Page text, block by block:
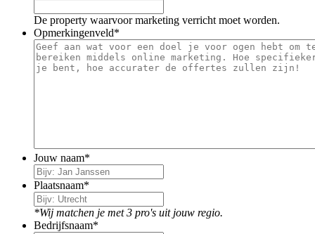
De property waarvoor marketing verricht moet worden.
Opmerkingenveld*
Jouw naam*
Plaatsnaam*
*Wij matchen je met 3 pro's uit jouw regio.
Bedrijfsnaam*